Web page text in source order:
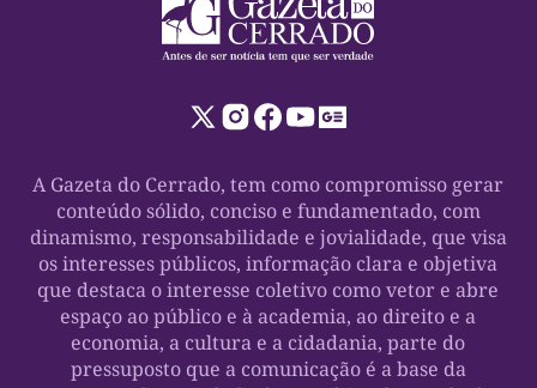
A Gazeta do Cerrado, tem como compromisso gerar
conteúdo sólido, conciso e fundamentado, com
dinamismo, responsabilidade e jovialidade, que visa
os interesses públicos, informação clara e objetiva
que destaca o interesse coletivo como vetor e abre
espaço ao público e à academia, ao direito e a
economia, a cultura e a cidadania, parte do
pressuposto que a comunicação é a base da